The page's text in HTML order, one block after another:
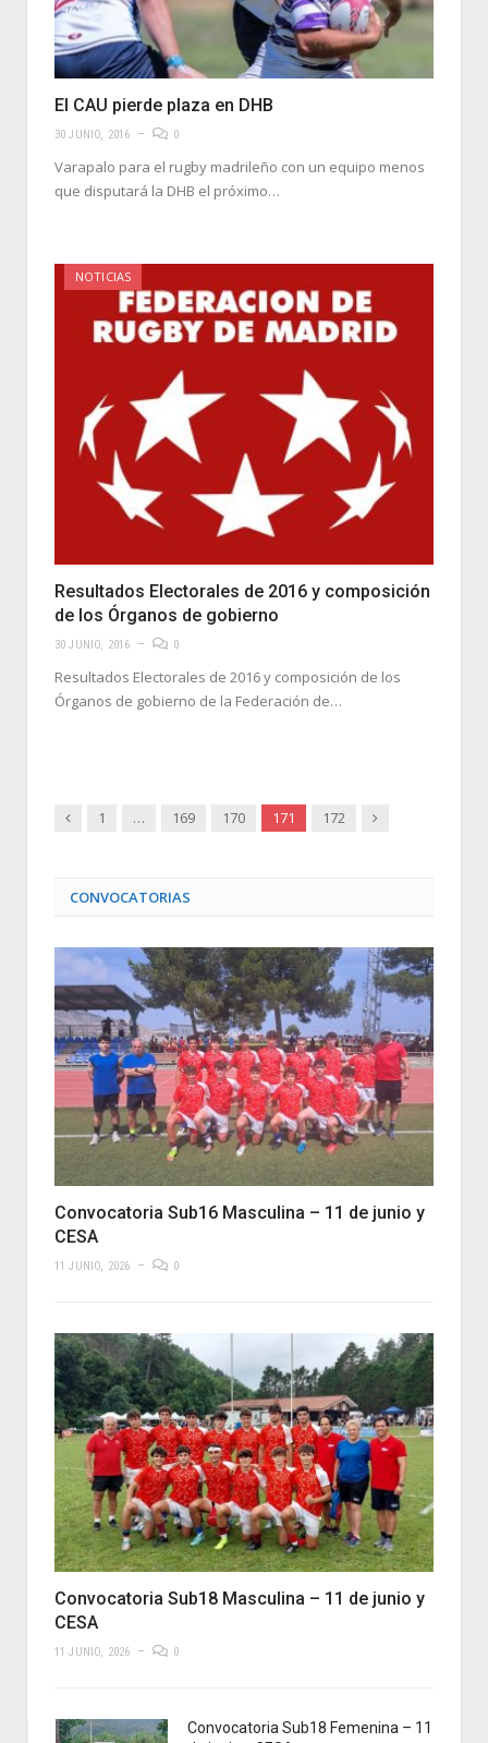
El CAU pierde plaza en DHB
30 JUNIO, 2016 0
Varapalo para el rugby madrileño con un equipo menos
que disputará la DHB el próximo…
NOTICIAS
Resultados Electorales de 2016 y composición
de los Órganos de gobierno
30 JUNIO, 2016 0
Resultados Electorales de 2016 y composición de los
Órganos de gobierno de la Federación de…
Anterior
1 … 169 170 171 172 Siguiente
CONVOCATORIAS
Convocatoria Sub16 Masculina – 11 de junio y
CESA
11 JUNIO, 2026 0
Convocatoria Sub18 Masculina – 11 de junio y
CESA
11 JUNIO, 2026 0
Convocatoria Sub18 Femenina – 11